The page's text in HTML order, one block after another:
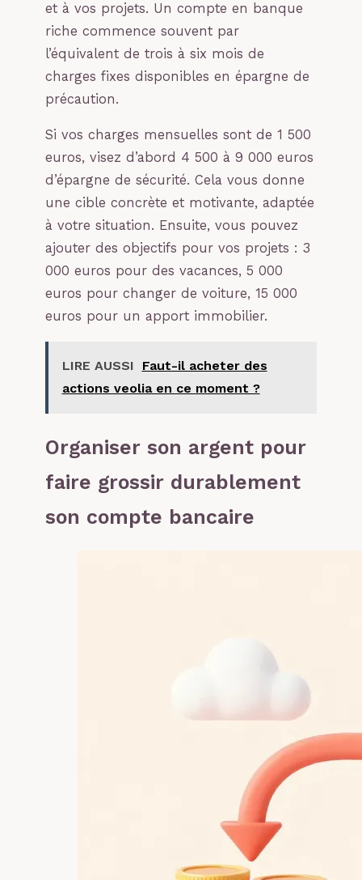
et à vos projets. Un compte en banque
riche commence souvent par
l’équivalent de trois à six mois de
charges fixes disponibles en épargne de
précaution.
Si vos charges mensuelles sont de 1 500
euros, visez d’abord 4 500 à 9 000 euros
d’épargne de sécurité. Cela vous donne
une cible concrète et motivante, adaptée
à votre situation. Ensuite, vous pouvez
ajouter des objectifs pour vos projets : 3
000 euros pour des vacances, 5 000
euros pour changer de voiture, 15 000
euros pour un apport immobilier.
LIRE AUSSI
Faut-il acheter des
actions veolia en ce moment ?
Organiser son argent pour
faire grossir durablement
son compte bancaire